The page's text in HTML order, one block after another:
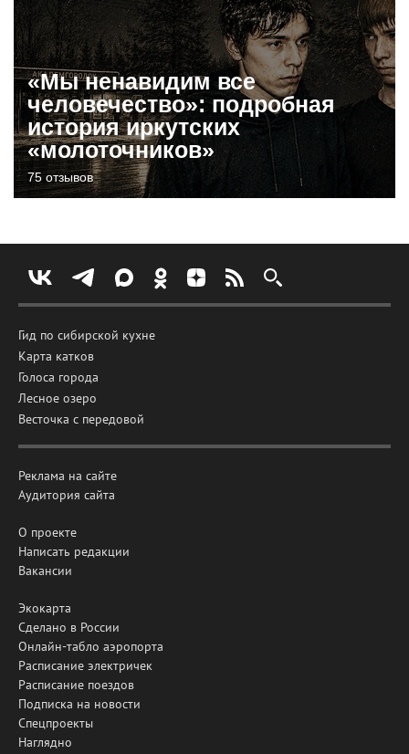
«Мы ненавидим все
человечество»: подробная
история иркутских
«молоточников»
75 отзывов
Гид по сибирской кухне
Карта катков
Голоса города
Лесное озеро
Весточка с передовой
Реклама на сайте
Аудитория сайта
О проекте
Написать редакции
Вакансии
Экокарта
Сделано в России
Онлайн-табло аэропорта
Расписание электричек
Расписание поездов
Подписка на новости
Спецпроекты
Наглядно